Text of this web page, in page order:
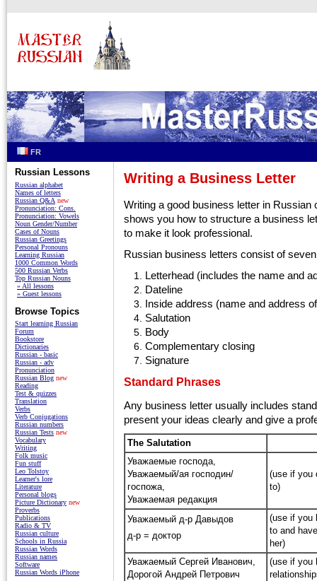
FR
Writing a Business Letter
Writing a good business letter in Russian
shows you how to structure a business
to make it look professional.
Russian business letters consist of
Letterhead (includes the name and
Dateline
Inside address (name and address
Salutation
Body
Complementary closing
Signature
Standard Phrases
Any business letter usually includes
present your ideas clearly and give a
The Salutation
Уважаемые господа,
Уважаемый/ая господин/
госпожа,
Уважаемая редакция
(use if you
to)
Уважаемый д-р Давыдов
д-р = доктор
(use if you
to and
her)
Уважаемый Сергей Иванович,
Дорогой Андрей Петрович
(use if you
Russian Lessons
Russian alphabet
Names of letters
Russian Q&A new
Pronunciation: Cons.
Pronunciation: Vowels
Noun Gender/Number
Cases of Nouns
Russian Greetings
Personal Pronouns
Learning Russian
1000 Common Words
500 Russian Verbs
Top Russian Nouns
» All lessons
» Guest lessons
Browse Topics
Start learning Russian
Forum
Bookstore
Dictionaries
Russian - basic
Russian - adv
Pronunciation
Russian Blog new
Reading
Test & quizzes
Translation
Verbs
Verb Conjugations
Russian numbers
Russian Tests new
Vocabulary
Writing
Folk music
Fun stuff
Leo Tolstoy
Learner's lore
Literature
Personal blogs
Picture Dictionary new
Proverbs
Publications
Radio & TV
Russian culture
Schools in Russia
Russian Words
Russian names
Software
Russian Words iPhone